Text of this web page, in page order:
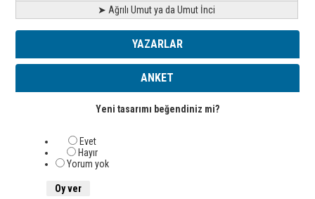
➤ Ağrılı Umut ya da Umut İnci
YAZARLAR
ANKET
Yeni tasarımı beğendiniz mi?
Evet
Hayır
Yorum yok